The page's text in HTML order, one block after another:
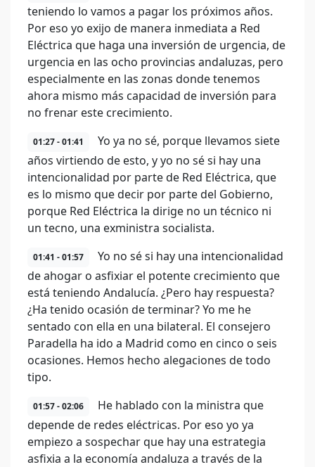
teniendo lo vamos a pagar los próximos años.
Por eso yo exijo de manera inmediata a Red
Eléctrica que haga una inversión de urgencia, de
urgencia en las ocho provincias andaluzas, pero
especialmente en las zonas donde tenemos
ahora mismo más capacidad de inversión para
no frenar este crecimiento.
01:27 - 01:41
Yo ya no sé, porque llevamos siete
años virtiendo de esto, y yo no sé si hay una
intencionalidad por parte de Red Eléctrica, que
es lo mismo que decir por parte del Gobierno,
porque Red Eléctrica la dirige no un técnico ni
un tecno, una exministra socialista.
01:41 - 01:57
Yo no sé si hay una intencionalidad
de ahogar o asfixiar el potente crecimiento que
está teniendo Andalucía. ¿Pero hay respuesta?
¿Ha tenido ocasión de terminar? Yo me he
sentado con ella en una bilateral. El consejero
Paradella ha ido a Madrid como en cinco o seis
ocasiones. Hemos hecho alegaciones de todo
tipo.
01:57 - 02:06
He hablado con la ministra que
depende de redes eléctricas. Por eso yo ya
empiezo a sospechar que hay una estrategia
asfixia a la economía andaluza a través de la